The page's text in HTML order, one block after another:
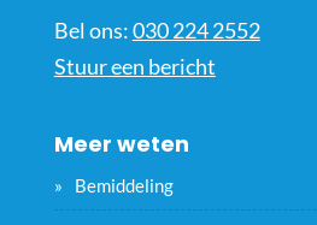
Bel ons:030 224 2552
Stuur een bericht
Meer weten
Bemiddeling